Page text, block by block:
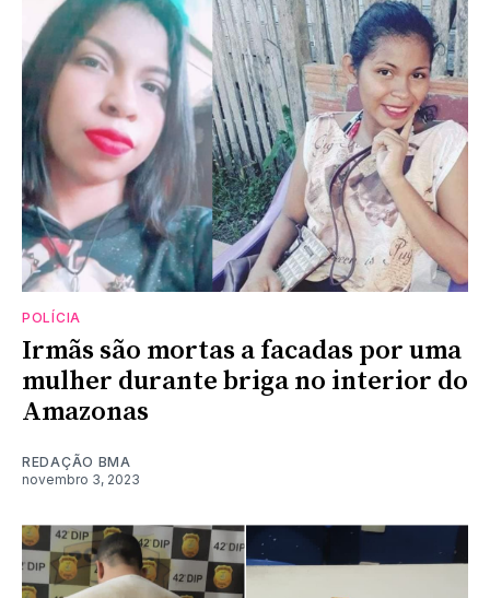
POLÍCIA
Irmãs são mortas a facadas por uma
mulher durante briga no interior do
Amazonas
REDAÇÃO BMA
novembro 3, 2023